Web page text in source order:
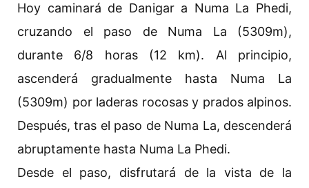
Hoy caminará de Danigar a Numa La Phedi,
cruzando el paso de Numa La (5309m),
durante 6/8 horas (12 km). Al principio,
ascenderá gradualmente hasta Numa La
(5309m) por laderas rocosas y prados alpinos.
Después, tras el paso de Numa La, descenderá
abruptamente hasta Numa La Phedi.
Desde el paso, disfrutará de la vista de la